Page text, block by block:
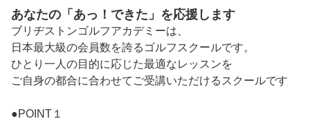
あなたの「あっ！できた」を応援します
ブリヂストンゴルフアカデミーは、
日本最大級の会員数を誇るゴルフスクールです。
ひとり一人の目的に応じた最適なレッスンを
ご自身の都合に合わせてご受講いただけるスクールです
●POINT１